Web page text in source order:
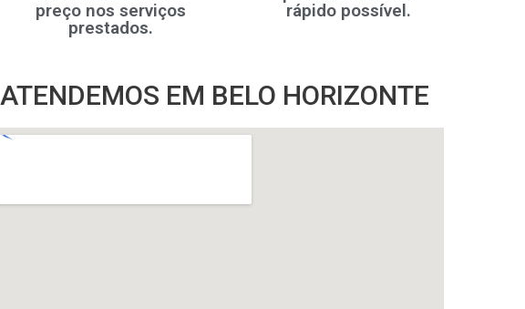
preço nos serviços
prestados.
rápido possível.
ATENDEMOS EM BELO HORIZONTE